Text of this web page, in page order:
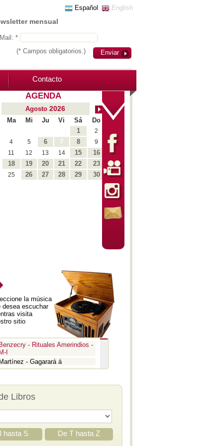
Español English
mensual
*
Enviar
(* Campos obligatorios.)
Contacto
AGENDA
Agosto 2026
Ma Mi Ju Vi Sá
Do
1
2
4 5 6 7 8
9
11 12 13 14 15 16
18 19 20 21 22 23
25 26 27 28 29 30
la música
desea escuchar
visita
sitio
Benzecry - Rituales Amerindios -
M-I
Martínez - Gagarará á
- Pedro y el lobo
- Romeo y Julieta -
Suite 3
- Iván el Terrible
Libros
hasta S De T hasta Z